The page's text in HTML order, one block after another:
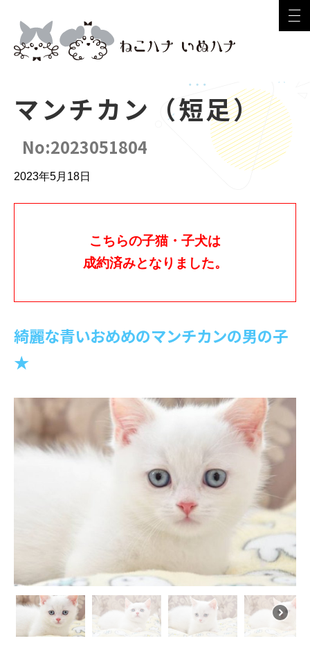
マンチカン（短足）
No:2023051804
2023年5月18日
こちらの子猫・子犬は
成約済みとなりました。
綺麗な青いおめめのマンチカンの男の子
★